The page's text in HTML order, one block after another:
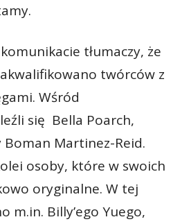
tłumaczy, że
twórców z
Wśród
się Bella Poarch,
Martinez-Reid.
osoby, które w swoich
oryginalne. W tej
m.in. Billy’ego Yuego,